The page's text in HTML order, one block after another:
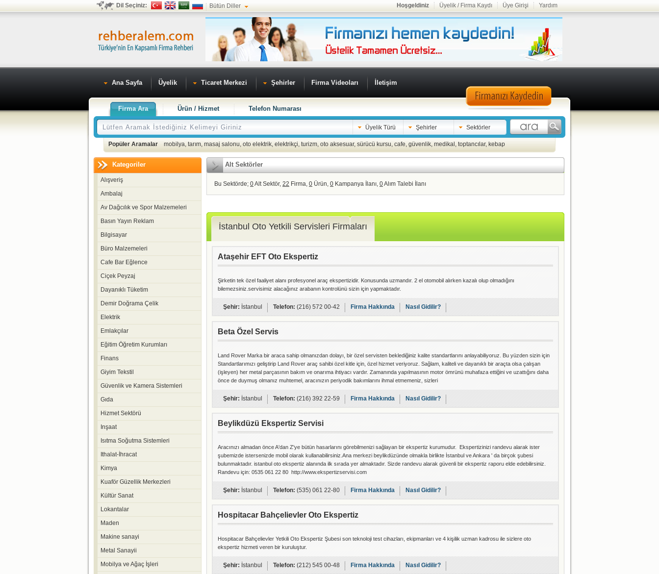
Dil Seçiniz: Bütün Diller Hoşgeldiniz Üyelik / Firma Kaydı Üye Girişi Yardım
Ana Sayfa Üyelik Ticaret Merkezi Şehirler Firma Videoları İletişim
Firma Ara Ürün / Hizmet Telefon Numarası
Üyelik Türü Şehirler Sektörler
Popüler Aramalar mobilya, tarım, masaj salonu, oto elektrik, elektrikçi, turizm, oto aksesuar, sürücü kursu, cafe, güvenlik, medikal , toptancılar, kebap
Kategoriler
Alışveriş
Ambalaj
Av Dağcılık ve Spor Malzemeleri
Basın Yayın Reklam
Bilgisayar
Büro Malzemeleri
Cafe Bar Eğlence
Ciçek Peyzaj
Dayanıklı Tüketim
Demir Doğrama Çelik
Elektrik
Emlakçılar
Eğitim Öğretim Kurumları
Finans
Giyim Tekstil
Güvenlik ve Kamera Sistemleri
Gıda
Hizmet Sektörü
Inşaat
Isıtma Soğutma Sistemleri
Ithalat-İhracat
Kimya
Kuaför Güzellik Merkezleri
Kültür Sanat
Lokantalar
Maden
Makine sanayi
Metal Sanayii
Mobilya ve Ağaç İşleri
Alt Sektörler
Bu Sektörde; 0Alt Sektör, 22 Firma, 0 Ürün, 0 Kampanya İlanı, 0Alım Talebi İlanı
İstanbul Oto Yetkili Servisleri Firmaları
Ataşehir EFT Oto Ekspertiz
Şirketin tek özel faaliyet alanı profesyonel araç ekspertizidir. Konusunda uzmandır. 2 el otomobil alırken kazalı olup olmadığını
bilemezsiniz.servisimiz alacağınız arabanın kontrolünü sizin için yapmaktadır.
Şehir:İstanbul Telefon:(216) 572 00-42 Firma Hakkında Nasıl Gidilir?
Beta Özel Servis
Land Rover Marka bir araca sahip olmanızdan dolayı, bir özel servisten beklediğiniz kalite standartlarını anlayabiliyoruz. Bu yüzden sizin için
Standartlarımızı geliştirip Land Rover araç sahibi özel kitle için, özel hizmet veriyoruz. Sağlam, kaliteli ve dayanıklı bir araçta olsa çalışan
(işleyen) her metal parçasının bakım ve onarıma ihtiyacı vardır. Zamanında yapılmasının motor ömrünü muhafaza ettiğini ve uzattığını daha
önce de duymuş olmanız muhtemel, aracınızın periyodik bakımlarını ihmal etmemeniz, sizleri
Şehir:İstanbul Telefon:(216) 392 22-59 Firma Hakkında Nasıl Gidilir?
Beylikdüzü Ekspertiz Servisi
Aracınızı almadan önce A'dan Z'ye bütün hasarlarını görebilmenizi sağlayan bir ekspertiz kurumudur. Ekspertizinizi randevu alarak ister
şubemizde istersenizde mobil olarak kullanabilirsiniz.Ana merkezi beylikdüzünde olmakla birlikte İstanbul ve Ankara ' da birçok şubesi
bulunmaktadır. istanbul oto ekspertiz alanında ilk sırada yer almaktadır. Sizde randevu alarak güvenli bir ekspertiz raporu elde edebilirsiniz.
Randevu için: 0535 061 22 80 http://www.ekspertizservisi.com
Şehir:İstanbul Telefon:(535) 061 22-80 Firma Hakkında Nasıl Gidilir?
Hospitacar Bahçelievler Oto Ekspertiz
Hospitacar Bahçelievler Yetkili Oto Ekspertiz Şubesi son teknoloji test cihazları, ekipmanları ve 4 kişilik uzman kadrosu ile sizlere oto
ekspertiz hizmeti veren bir kuruluştur.
Şehir:İstanbul Telefon:(212) 545 00-48 Firma Hakkında Nasıl Gidilir?